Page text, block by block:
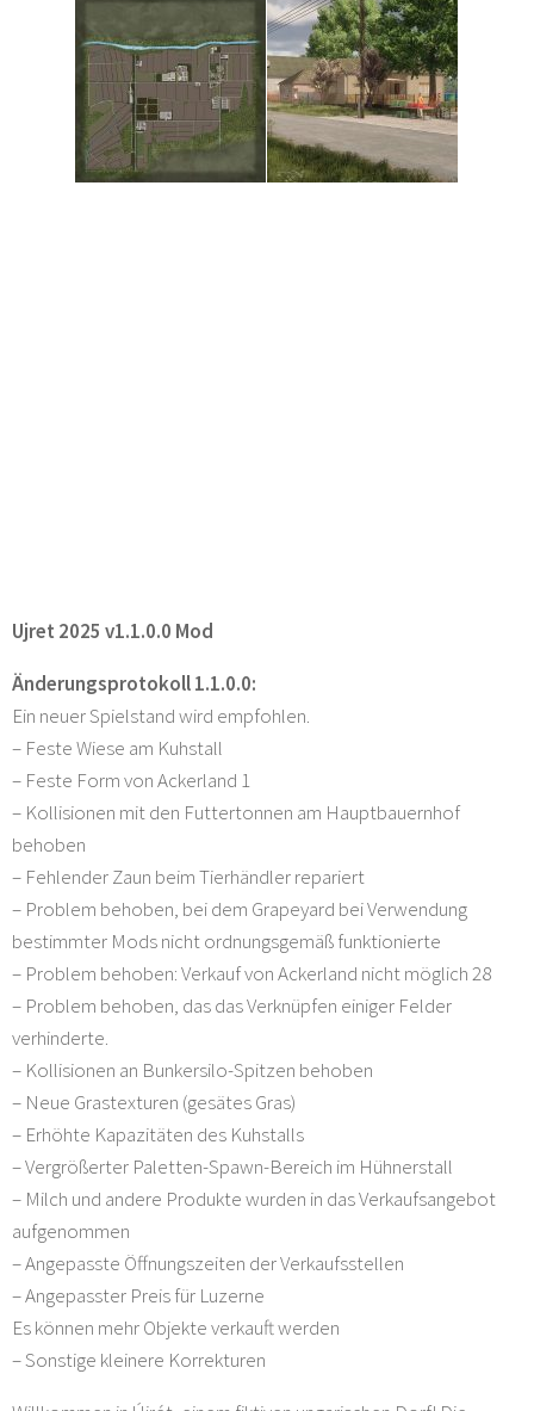
Ujret 2025 v1.1.0.0 Mod
Änderungsprotokoll 1.1.0.0:
Ein neuer Spielstand wird empfohlen.
– Feste Wiese am Kuhstall
– Feste Form von Ackerland 1
– Kollisionen mit den Futtertonnen am Hauptbauernhof
behoben
– Fehlender Zaun beim Tierhändler repariert
– Problem behoben, bei dem Grapeyard bei Verwendung
bestimmter Mods nicht ordnungsgemäß funktionierte
– Problem behoben: Verkauf von Ackerland nicht möglich 28
– Problem behoben, das das Verknüpfen einiger Felder
verhinderte.
– Kollisionen an Bunkersilo-Spitzen behoben
– Neue Grastexturen (gesätes Gras)
– Erhöhte Kapazitäten des Kuhstalls
– Vergrößerter Paletten-Spawn-Bereich im Hühnerstall
– Milch und andere Produkte wurden in das Verkaufsangebot
aufgenommen
– Angepasste Öffnungszeiten der Verkaufsstellen
– Angepasster Preis für Luzerne
Es können mehr Objekte verkauft werden
– Sonstige kleinere Korrekturen